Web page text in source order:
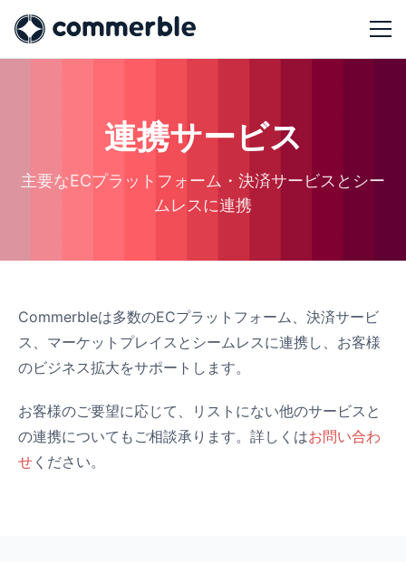
連携サービス
主要なECプラットフォーム・決済サービスとシー
ムレスに連携
Commerbleは多数のECプラットフォーム、決済サービ
ス、マーケットプレイスとシームレスに連携し、お客様
のビジネス拡大をサポートします。
お客様のご要望に応じて、リストにない他のサービスと
の連携についてもご相談承ります。詳しくはお問い合わ
せ ください。